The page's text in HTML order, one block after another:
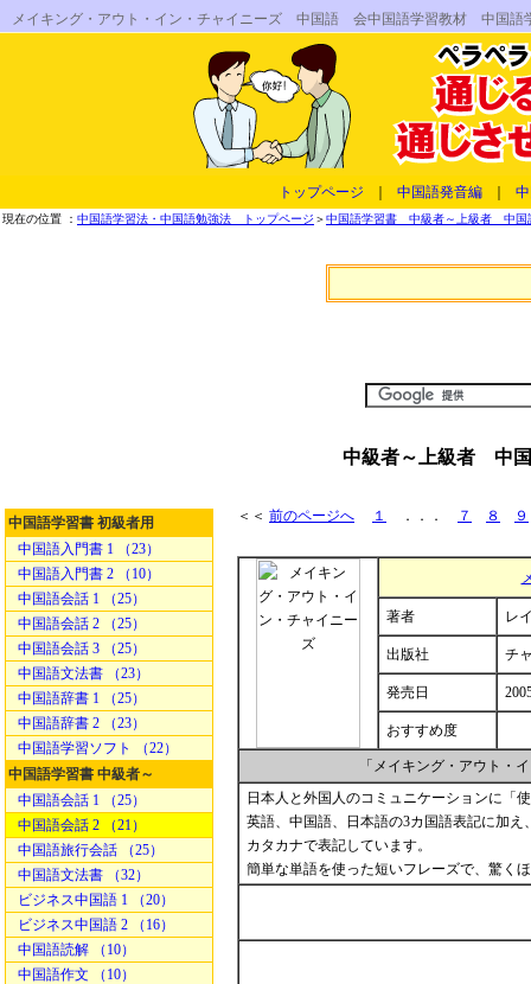
メイキング・アウト・イン・チャイニーズ 中国語 会中国語学習教材 中
トップページ 中国語発音編
現在の位置 ： 中国語学習法・中国語勉強法 トップページ ＞中国語学習書 中級者～上級者 中国
中級者～上級者 中
中国語学習書 初級者用
中国語入門書 1 （23）
中国語入門書 2 （10）
中国語会話 1 （25）
中国語会話 2 （25）
中国語会話 3 （25）
中国語文法書 （23）
中国語辞書 1 （25）
中国語辞書 2 （23）
中国語学習ソフト （22）
中国語学習書 中級者～
中国語会話 1 （25）
中国語会話 2 （21）
中国語旅行会話 （25）
中国語文法書 （32）
ビジネス中国語 1 （20）
ビジネス中国語 2 （16）
中国語読解 （10）
中国語作文 （10）
＜＜ 前のページへ １ ．．． ７ ８ ９
著者 レ
出版社 チ
発売日
おすすめ度
「メイキング・アウト・
日本人と外国人のコミュニケーションに「
英語、中国語、日本語の3カ国語表記に加
カタカナで表記しています。
簡単な単語を使った短いフレーズで、驚く